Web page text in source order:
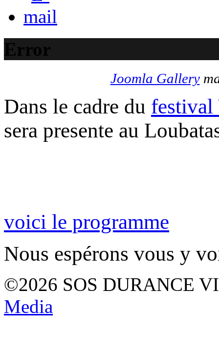
Error
Joomla Gallery
Dans le cadre du
sera presente au
voici le programme
Nous espérons vous y
©2026 SOS DURANCE
Media